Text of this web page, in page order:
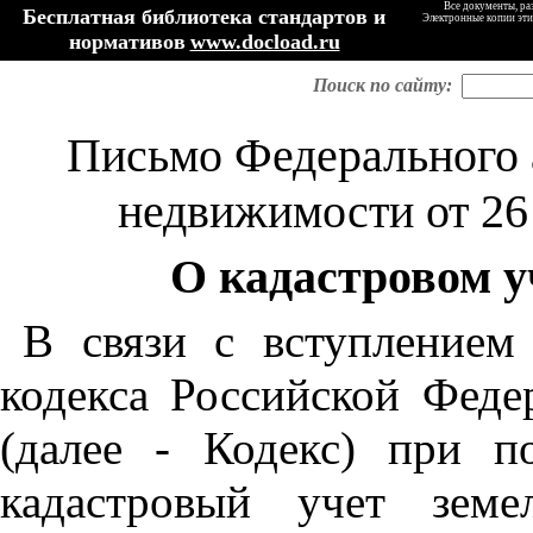
Бесплатная библиотека стандартов и
нормативов www.docload.ru
Все документы,
Электронные копии
Поиск по сайту:
Письмо Федерального
недвижимости от
О кадастровом
В связи с
кодекса Российской
(далее - Кодекс) при
кадастровый учет